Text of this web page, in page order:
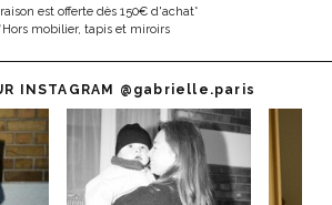
est offerte dès 150€ d'achat*
mobilier, tapis et miroirs
INSTAGRAM @gabrielle.paris